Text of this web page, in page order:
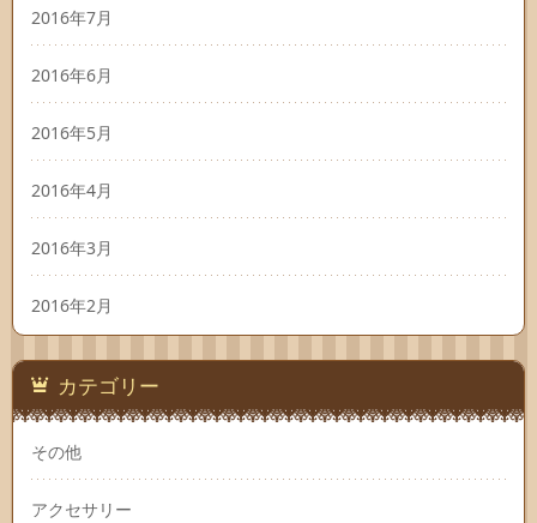
2016年7月
2016年6月
2016年5月
2016年4月
2016年3月
2016年2月
カテゴリー
その他
アクセサリー